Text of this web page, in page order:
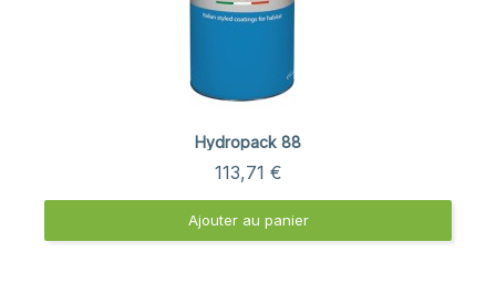
Aperçu rapide
Hydropack 88
113,71 €
Ajouter au panier